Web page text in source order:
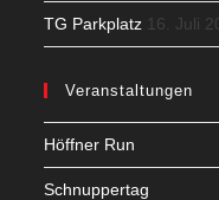
TG Parkplatz 16. Juli
Veranstaltungen
Höffner Run
Schnuppertag